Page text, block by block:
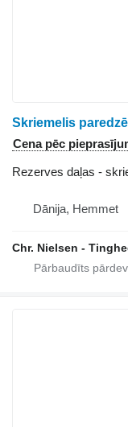
Skriemelis
Cena pēc
Rezerves daļas -
Dānija, Hemmet
Chr. Nielsen -